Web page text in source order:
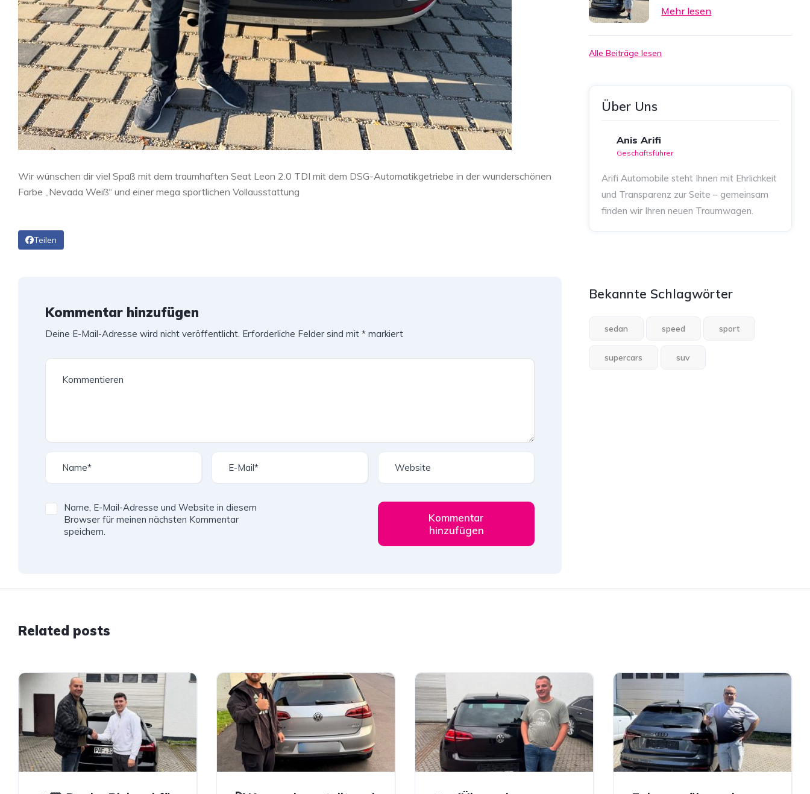
Wir wünschen dir viel Spaß mit dem traumhaften Seat Leon 2.0 TDI mit dem DSG-Automatikgetriebe in der wunderschönen
Farbe „Nevada Weiß“ und einer mega sportlichen Vollausstattung
Teilen
Kommentar hinzufügen
Deine E-Mail-Adresse wird nicht veröffentlicht. Erforderliche Felder sind mit * markiert
Name, E-Mail-Adresse und Website in diesem
Browser für meinen nächsten Kommentar
speichern.
Kommentar
hinzufügen
Mehr lesen
Alle Beiträge lesen
Über Uns
Anis Arifi
Geschäftsführer
Arifi Automobile steht Ihnen mit Ehrlichkeit
und Transparenz zur Seite – gemeinsam
finden wir Ihren neuen Traumwagen.
Bekannte Schlagwörter
sedan speed sport
supercars suv
Related posts